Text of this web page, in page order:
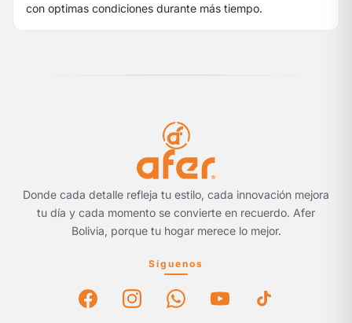
con optimas condiciones durante más tiempo.
Donde cada detalle refleja tu estilo, cada innovación mejora
tu día y cada momento se convierte en recuerdo. Afer
Bolivia, porque tu hogar merece lo mejor.
Síguenos